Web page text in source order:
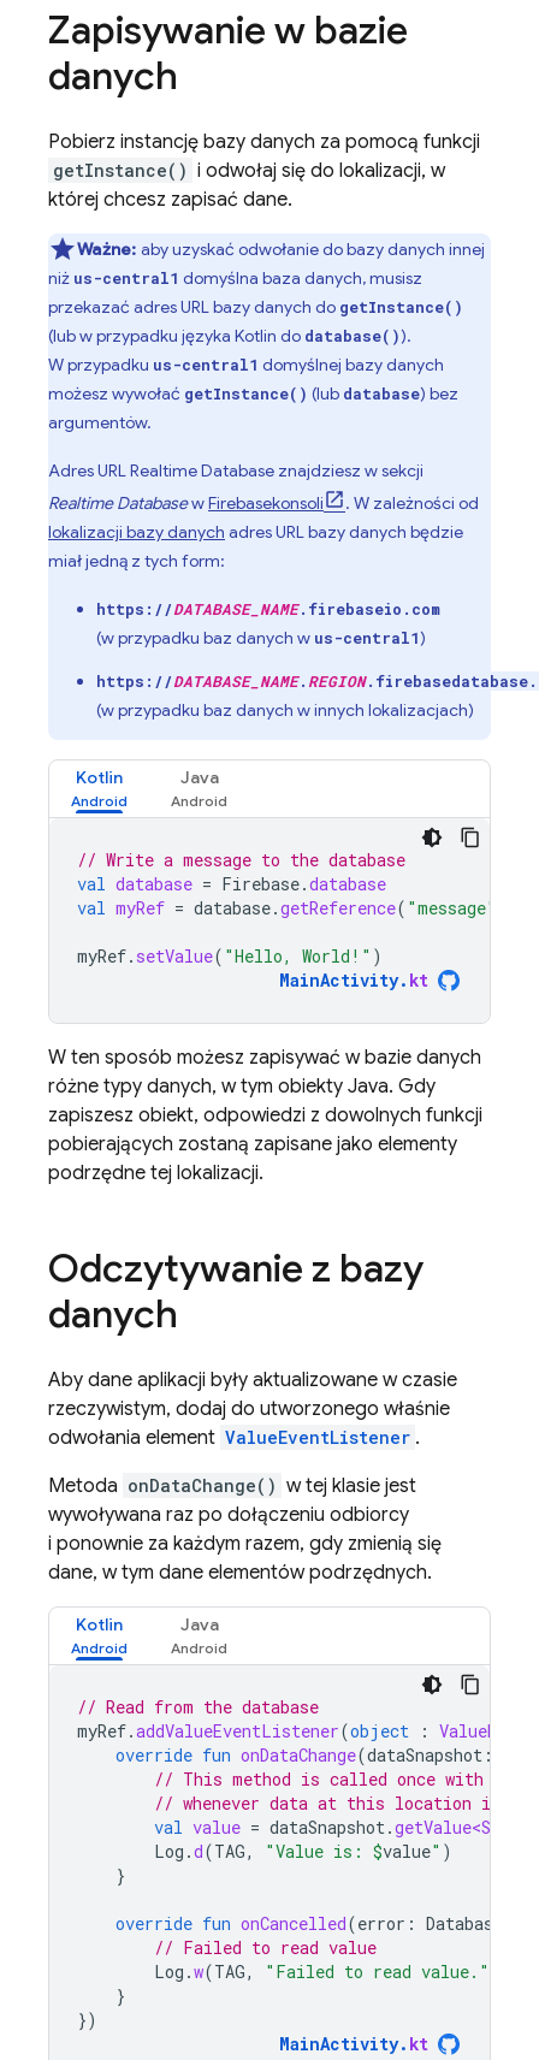
Zapisywanie w bazie
danych
Pobierz instancję bazy danych za pomocą funkcji
getInstance() i odwołaj się do lokalizacji, w
której chcesz zapisać dane.
Ważne: aby uzyskać odwołanie do bazy danych innej
niż us-central1 domyślna baza danych, musisz
przekazać adres URL bazy danych do getInstance()
(lub w przypadku języka Kotlin do database()).
W przypadku us-central1 domyślnej bazy danych
możesz wywołać getInstance() (lub database) bez
argumentów.
Adres URLRealtime Database znajdziesz w sekcji
Realtime DatabasewFirebasekonsoli
. W zależności od
lokalizacji bazy danych adres URL bazy danych będzie
miał jedną z tych form:
https://DATABASE_NAME.firebaseio.com
(w przypadku baz danych w us-central1)
https://DATABASE_NAME. REGION
(w przypadku baz danych w innych lokalizacjach)
Kotlin Java
// Write a message to the database
val database = Firebase.database
val myRef = database.getReference( "message"
myRef. setValue( "Hello, World!" )
MainActivity. kt
W ten sposób możesz zapisywać w bazie danych
różne typy danych, w tym obiekty Java. Gdy
zapiszesz obiekt, odpowiedzi z dowolnych funkcji
pobierających zostaną zapisane jako elementy
podrzędne tej lokalizacji.
Odczytywanie z bazy
danych
Aby dane aplikacji były aktualizowane w czasie
rzeczywistym, dodaj do utworzonego właśnie
odwołania element ValueEventListener .
Metoda onDataChange() w tej klasie jest
wywoływana raz po dołączeniu odbiorcy
i ponownie za każdym razem, gdy zmienią się
dane, w tym dane elementów podrzędnych.
Kotlin Java
// Read from the database
myRef.addValueEventListener(object :
override fun onDataChange(dataSnapshot :
// This method is called once with the
// whenever data at this location is
val value = dataSnapshot.
Log .d(TAG, "Value is: $value" )
}
override fun onCancelled(error :
// Failed to read value
Log .w(TAG, "Failed to read value."
}
})
MainActivity. kt